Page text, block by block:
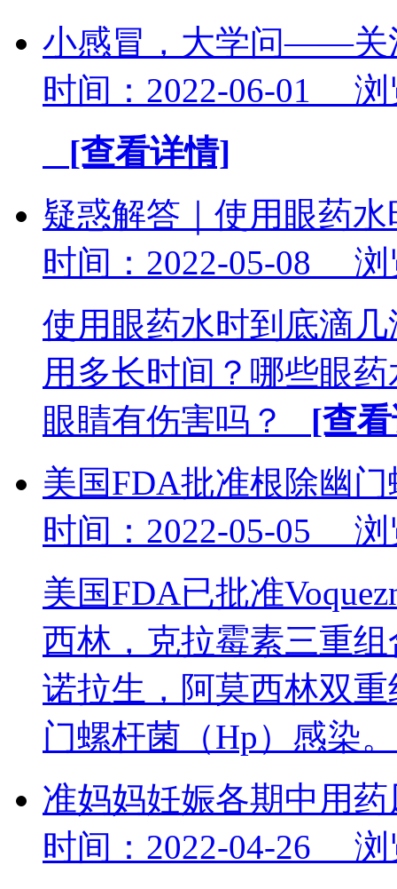
小感冒，大学问——关
时间：2022-06-01 浏
[查看详情]
疑惑解答｜使用眼药
时间：2022-05-08 浏
使用眼药水时到底滴
用多长时间？哪些眼
眼睛有伤害吗？ [查
美国FDA批准根除幽
时间：2022-05-05 浏
美国FDA已批准
西林，克拉霉素三重组
诺拉生，阿莫西林双
门螺杆菌（Hp）感染
准妈妈妊娠各期中用
时间：2022-04-26 浏